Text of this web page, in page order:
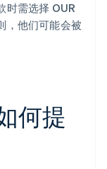
时需选择 OUR
，他们可能会被
何提